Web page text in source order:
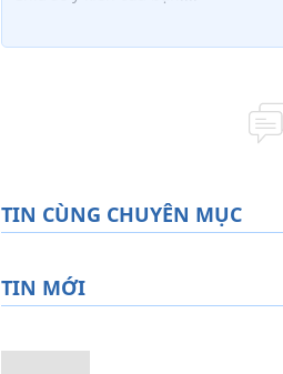
TIN CÙNG CHUYÊN MỤC
TIN MỚI